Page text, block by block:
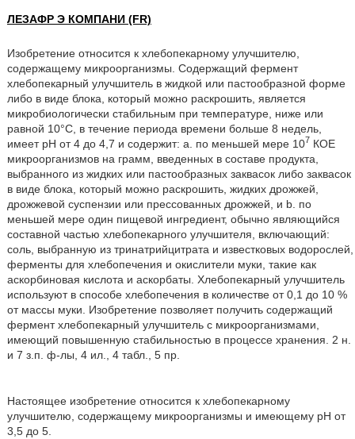
ЛЕЗАФР Э КОМПАНИ (FR)
Изобретение относится к хлебопекарному улучшителю,
содержащему микроорганизмы. Содержащий фермент
хлебопекарный улучшитель в жидкой или пастообразной форме
либо в виде блока, который можно раскрошить, является
микробиологически стабильным при температуре, ниже или
равной 10°C, в течение периода времени больше 8 недель,
имеет pH от 4 до 4,7 и содержит: а. по меньшей мере 107 КОЕ
микроорганизмов на грамм, введенных в составе продукта,
выбранного из жидких или пастообразных заквасок либо заквасок
в виде блока, который можно раскрошить, жидких дрожжей,
дрожжевой суспензии или прессованных дрожжей, и b. по
меньшей мере один пищевой ингредиент, обычно являющийся
составной частью хлебопекарного улучшителя, включающий:
соль, выбранную из тринатрийцитрата и известковых водорослей,
ферменты для хлебопечения и окислители муки, такие как
аскорбиновая кислота и аскорбаты. Хлебопекарный улучшитель
используют в способе хлебопечения в количестве от 0,1 до 10 %
от массы муки. Изобретение позволяет получить содержащий
фермент хлебопекарный улучшитель с микроорганизмами,
имеющий повышенную стабильностью в процессе хранения. 2 н.
и 7 з.п. ф-лы, 4 ил., 4 табл., 5 пр.
Настоящее изобретение относится к хлебопекарному
улучшителю, содержащему микроорганизмы и имеющему рН от
3,5 до 5.